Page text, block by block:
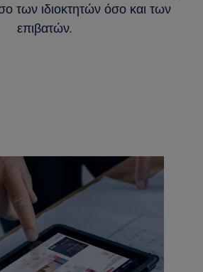
των ιδιοκτητών όσο και των
επιβατών.